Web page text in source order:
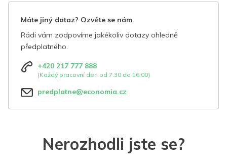
Máte jiný dotaz? Ozvěte se nám.
Rádi vám zodpovíme jakékoliv dotazy ohledně
předplatného.
+420 217 777 888
(Každý pracovní den od 7:30 do 16:00)
predplatne@economia.cz
Nerozhodli jste se?